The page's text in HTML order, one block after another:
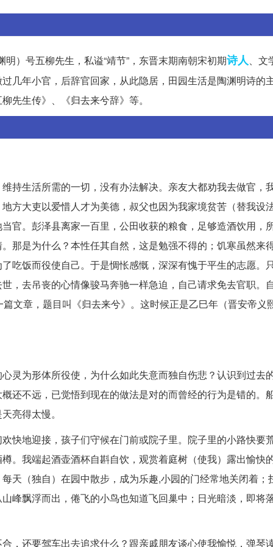
）号五柳先生，私谥“靖节”，东晋末期南朝宋初期诗人、文
几年小官，后辞官回家，从此隐居，田园生活是陶渊明诗的
先生传》、《归去来兮辞》等。
持生活所需的一切，没有办法解决。亲友大都劝我去做官，
方大吏以爱惜人才为美德，叔父也因为我家境贫苦（替我设
官。彭泽县离家一百里，公田收获的粮食，足够造酒饮用，
那是为什么？本性任其自然，这是勉强不得的；饥寒虽然来
吃饭而役使自己。于是惆怅感慨，深深有愧于平生的志愿。
，去吊丧的心情像骏马奔驰一样急迫，自己请求免去官职。
文章，题目叫《归去来兮》。这时候正是乙巳年（晋安帝义
灵为形体所役使，为什么如此失意而独自伤悲？认识到过去
还不远，已觉悟到现在的做法是对的而曾经的行为是错的。
亮得太慢。
快地迎接，孩子们守候在门前或院子里。院子里的小路快要
。我端起酒壶酒杯自斟自饮，观赏着庭树（使我）露出愉快
天（独自）在园中散步，成为乐趣,小园的门经常地关闭着；
峰飘浮而出，倦飞的小鸟也知道飞回巢中；日光暗淡，即将
，还要驾车出去追求什么？跟亲戚朋友谈心使我愉悦，弹琴